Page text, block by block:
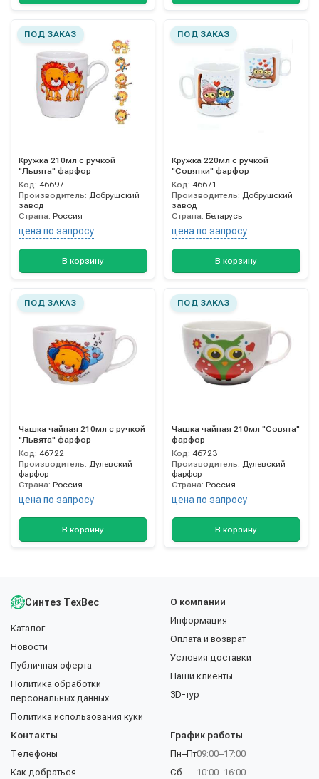
ПОД ЗАКАЗ
Кружка 210мл с ручкой
"Львята" фарфор
Код: 46697
Производитель: Добрушский
завод
Страна: Россия
цена по запросу
В корзину
ПОД ЗАКАЗ
Кружка 220мл с ручкой
"Совятки" фарфор
Код: 46671
Производитель: Добрушский
завод
Страна: Беларусь
цена по запросу
В корзину
ПОД ЗАКАЗ
Чашка чайная 210мл с ручкой
"Львята" фарфор
Код: 46722
Производитель: Дулевский
фарфор
Страна: Россия
цена по запросу
В корзину
ПОД ЗАКАЗ
Чашка чайная 210мл "Совята"
фарфор
Код: 46723
Производитель: Дулевский
фарфор
Страна: Россия
цена по запросу
В корзину
Синтез ТехВес
Каталог
Новости
Публичная оферта
Политика обработки
персональных данных
Политика использования куки
О компании
Информация
Оплата и возврат
Условия доставки
Наши клиенты
3D-тур
Контакты
Телефоны
Как добраться
График работы
Пн–Пт
Сб
09:00–17:00
10:00–16:00